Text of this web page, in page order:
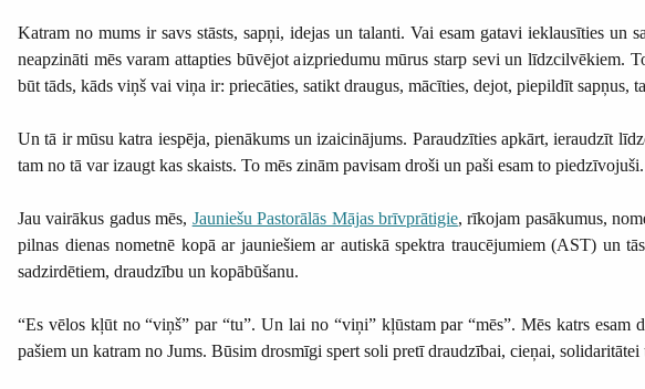
Katram no mums ir savs stāsts, sapņi, idejas un talanti. Vai esam gatavi ieklausīties un
neapzināti mēs varam attapties būvējot aizpriedumu mūrus starp sevi un līdzcilvēkiem.
būt tāds, kāds viņš vai viņa ir: priecāties, satikt draugus, mācīties, dejot, piepildīt sapņus,
Un tā ir mūsu katra iespēja, pienākums un izaicinājums. Paraudzīties apkārt, ieraudzīt
tam no tā var izaugt kas skaists. To mēs zinām pavisam droši un paši esam to piedzīvojuši.
Jau vairākus gadus mēs, Jauniešu Pastorālās Mājas brīvprātigie, rīkojam pasākumus,
pilnas dienas nometnē kopā ar jauniešiem ar autiskā spektra traucējumiem (AST) un
sadzirdētiem, draudzību un kopābūšanu.
“Es vēlos kļūt no “viņš” par “tu”. Un lai no “viņi” kļūstam par “mēs”. Mēs katrs
pašiem un katram no Jums. Būsim drosmīgi spert soli pretī draudzībai, cieņai,